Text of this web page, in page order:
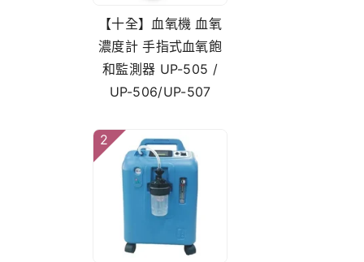
【十全】血氧機 血氧
濃度計 手指式血氧飽
和監測器 UP-505 /
UP-506/UP-507
2